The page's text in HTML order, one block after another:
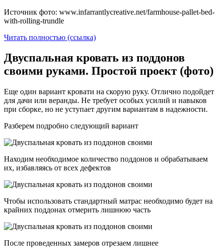
Источник фото: www.infarrantlycreative.net/farmhouse-pallet-bed-
with-rolling-trundle
Читать полностью (ссылка)
Двуспальная кровать из поддонов
своими руками. Простой проект (фото)
Еще один вариант кровати на скорую руку. Отлично подойдет
для дачи или веранды. Не требует особых усилий и навыков
при сборке, но не уступает другим вариантам в надежности.
Разберем подробно следующий вариант
Находим необходимое количество поддонов и обрабатываем
их, избавляясь от всех дефектов
Чтобы использовать стандартный матрас необходимо будет на
крайних поддонах отмерить лишнюю часть
После проведенных замеров отрезаем лишнее